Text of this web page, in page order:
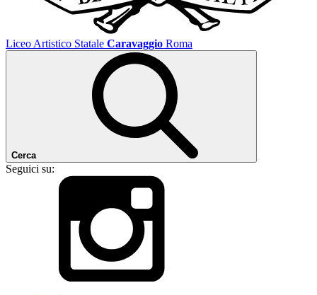
Liceo Artistico Statale Caravaggio Roma
Cerca
Seguici su: